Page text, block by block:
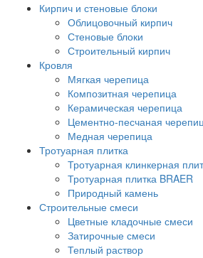
Кирпич и стеновые блоки
Облицовочный кирпич
Стеновые блоки
Строительный кирпич
Кровля
Мягкая черепица
Композитная черепица
Керамическая черепица
Цементно-песчаная
Медная черепица
Тротуарная плитка
Тротуарная клинкерная
Тротуарная плитка BRAER
Природный камень
Строительные смеси
Цветные кладочные смеси
Затирочные смеси
Теплый раствор